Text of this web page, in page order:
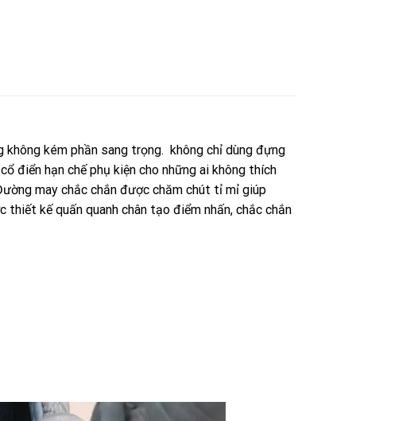
kém phần sang trọng. không chỉ dùng đựng
điển hạn chế phụ kiện cho những ai không thích
may chắc chắn được chăm chút tỉ mỉ giúp
kế quấn quanh chân tạo điểm nhấn, chắc chắn